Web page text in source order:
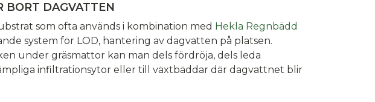
BORT DAGVATTEN
som ofta används i kombination med Hekla Regnbädd
system för LOD, hantering av dagvatten på platsen.
under gräsmattor kan man dels fördröja, dels leda
infiltrationsytor eller till växtbäddar där dagvattnet blir